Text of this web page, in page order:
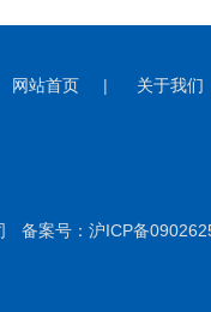
网站首页 | 关于我们
备案号：沪ICP备